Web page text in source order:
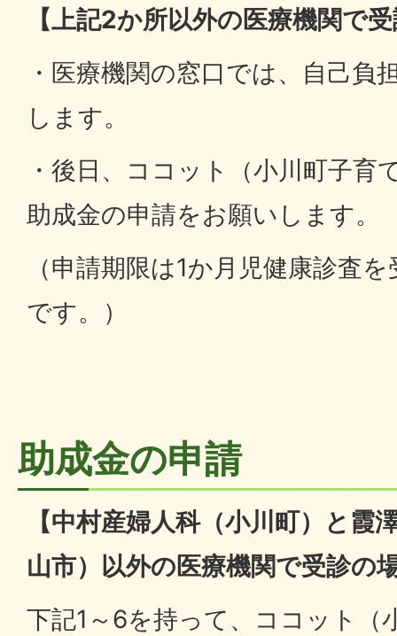
【上記2か所以外の医療機関で
・医療機関の窓口では、自己負
します。
・後日、ココット（小川町子育
助成金の申請をお願いします。
（申請期限は1か月児健康診査
です。）
助成金の申請
【中村産婦人科（小川町）と霞
山市）以外の医療機関で受診の
下記1～6を持って、ココット（